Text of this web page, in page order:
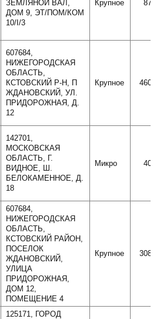
ЗЕМЛЯНОЙ ВАЛ,
ДОМ 9, ЭТ/ПОМ/КОМ
10/I/3
Крупное
607684,
НИЖЕГОРОДСКАЯ
ОБЛАСТЬ,
КСТОВСКИЙ Р-Н, П
ЖДАНОВСКИЙ, УЛ.
ПРИДОРОЖНАЯ, Д.
12
Крупное
142701,
МОСКОВСКАЯ
ОБЛАСТЬ, Г.
ВИДНОЕ, Ш.
БЕЛОКАМЕННОЕ, Д.
18
Микро
607684,
НИЖЕГОРОДСКАЯ
ОБЛАСТЬ,
КСТОВСКИЙ РАЙОН,
ПОСЕЛОК
ЖДАНОВСКИЙ,
УЛИЦА
ПРИДОРОЖНАЯ,
ДОМ 12,
ПОМЕЩЕНИЕ 4
Крупное
125171, ГОРОД